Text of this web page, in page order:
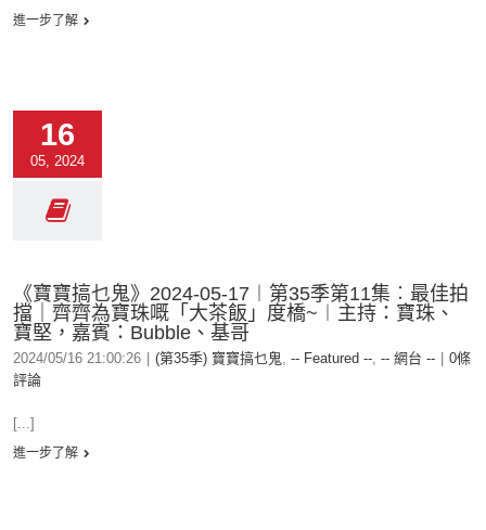
進一步了解
16
05, 2024
《寶寶搞乜鬼》2024-05-17︱第35季第11集︰最佳拍
擋｜齊齊為寶珠嘅「大茶飯」度橋~︱主持：寶珠、
寶堅，嘉賓：Bubble、基哥
2024/05/16 21:00:26 (第35季) 寶寶搞乜鬼, -- Featured --, -- 網台 --
0條
評論
[...]
進一步了解